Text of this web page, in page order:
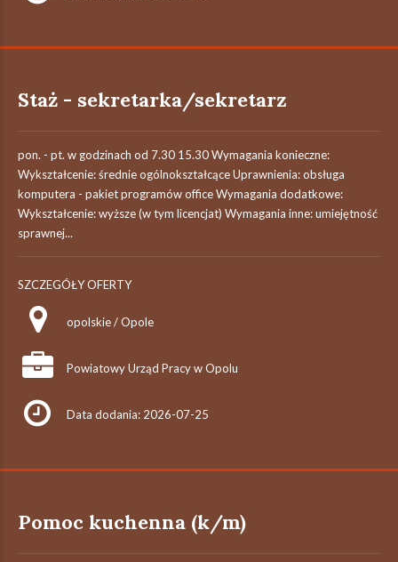
Staż - sekretarka/sekretarz
pon. - pt. w godzinach od 7.30 15.30 Wymagania konieczne:
Wykształcenie: średnie ogólnokształcące Uprawnienia: obsługa
komputera - pakiet programów office Wymagania dodatkowe:
Wykształcenie: wyższe (w tym licencjat) Wymagania inne: umiejętność
sprawnej...
SZCZEGÓŁY OFERTY
opolskie / Opole
Powiatowy Urząd Pracy w Opolu
Data dodania: 2026-07-25
Pomoc kuchenna (k/m)